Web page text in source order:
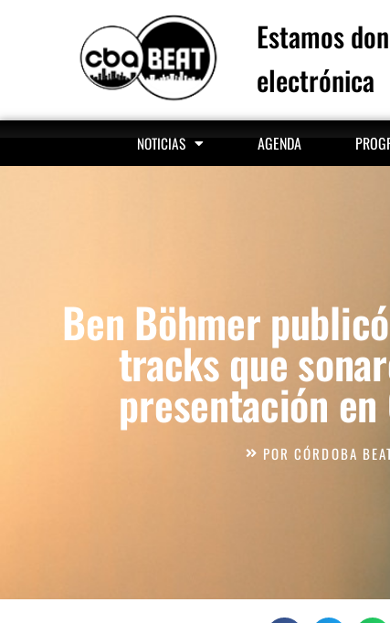
Estamos
electrónica
NOTICIAS AGENDA
Ben Böhmer
tracks que
presentación en
POR CÓRDOBA